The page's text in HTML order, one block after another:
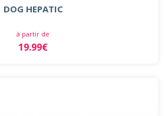
DOG HEPATIC
à partir de
19.99€